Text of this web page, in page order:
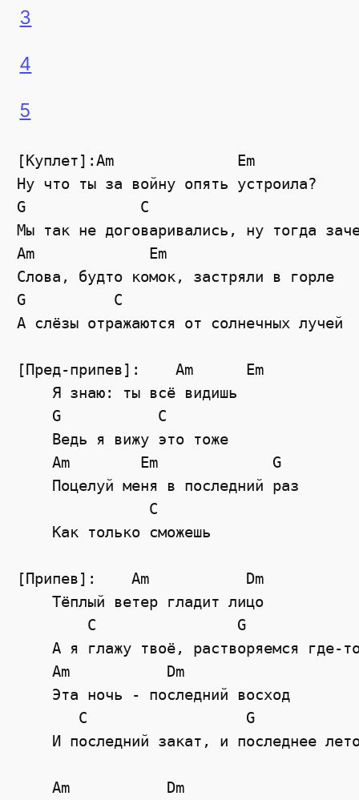
3
4
5
[Куплет]:Am              Em
Ну что ты за войну опять устроила?
G             C
Мы так не договаривались, ну тогда
Am             Em
Слова, будто комок, застряли в горле
G          C
А слёзы отражаются от солнечных лучей
[Пред-припев]:    Am      Em
    Я знаю: ты всё видишь
    G           C
    Ведь я вижу это тоже
    Am        Em             G
    Поцелуй меня в последний раз
               C
    Как только сможешь
[Припев]:    Am           Dm
    Тёплый ветер гладит лицо
        C                G
А я глажу твоё, растворяемся где-
    Am           Dm
    Эта ночь - последний восход
       C                  G
И последний закат, и последнее
    Am           Dm